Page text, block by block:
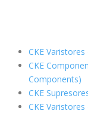
CKE
CKE
Components)
CKE
CKE